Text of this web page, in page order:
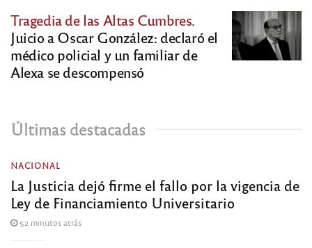
Tragedia de las Altas Cumbres.
Juicio a Oscar González: declaró el
médico policial y un familiar de
Alexa se descompensó
Últimas destacadas
NACIONAL
La Justicia dejó firme el fallo por la vigencia de
Ley de Financiamiento Universitario
52 minutos atrás